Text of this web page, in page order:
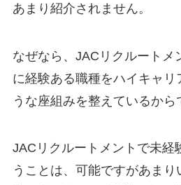
あまり紹介されません。
なぜなら、JACリクルートメ
に経験ある職種をハイキャリ
うな座組みを整えているから
JACリクルートメントで未経
うことは、可能ですがあま